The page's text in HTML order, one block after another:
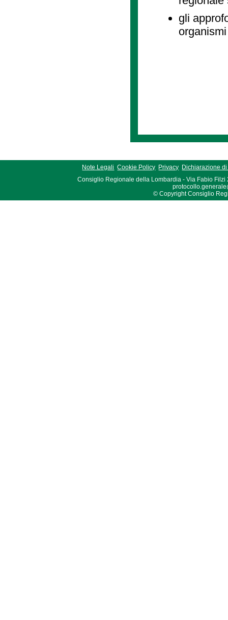
gli
Note Legali Cookie Policy Privacy Dichiarazione
Consiglio Regionale della Lombardia - Via Fabio Filzi
© Copyright Consiglio